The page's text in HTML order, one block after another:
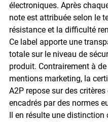
électroniques. Après
note est attribuée selon le
résistance et la difficulté
Ce label apporte une
totale sur le niveau de
produit. Contrairement à
mentions marketing, la
A2P repose sur des
encadrés par des normes
Il en résulte une distinction